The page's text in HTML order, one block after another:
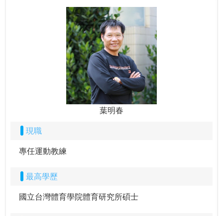
葉明春
現職
專任運動教練
最高學歷
國立台灣體育學院體育研究所碩士